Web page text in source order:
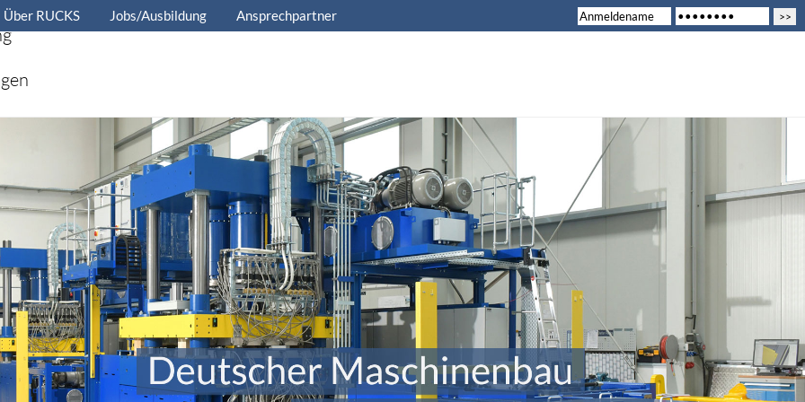
Über RUCKS Jobs/Ausbildung Ansprechpartner